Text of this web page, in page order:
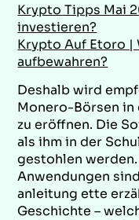
Krypto Tipps Mai
investieren?
Krypto Auf Etoro |
aufbewahren?
Deshalb wird
Monero-Börsen in
zu eröffnen. Die
als ihm in der
gestohlen
Anwendungen
anleitung ette
Geschichte –